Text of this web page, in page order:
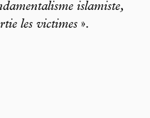
islamiste,
les victimes ».